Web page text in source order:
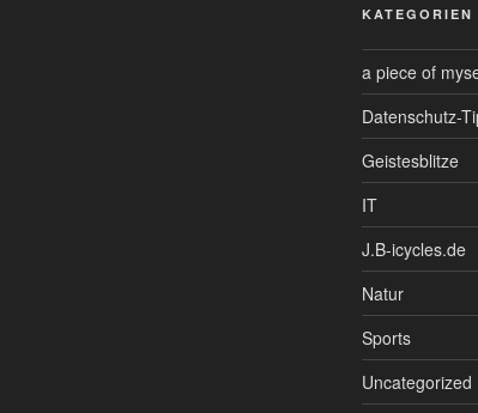
KATEGORIEN
a piece of
Datenschutz-
Geistesblitze
IT
J.B-icycles.de
Natur
Sports
Uncategorized